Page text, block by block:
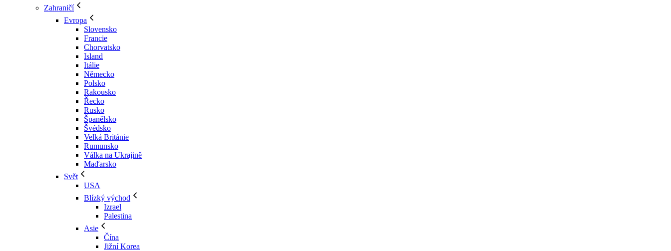
Zahraničí
Evropa
Slovensko
Francie
Chorvatsko
Island
Itálie
Německo
Polsko
Rakousko
Řecko
Rusko
Španělsko
Švédsko
Velká Británie
Rumunsko
Válka na Ukrajině
Maďarsko
Svět
USA
Blízký východ
Izrael
Palestina
Asie
Čína
Jižní Korea